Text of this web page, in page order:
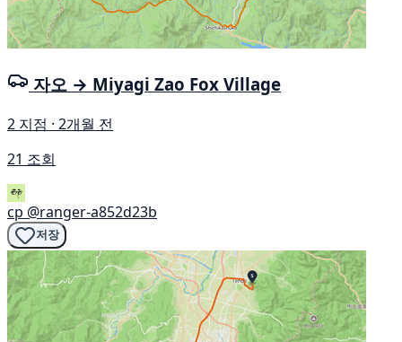
자오 → Miyagi Zao Fox Village
2 지점 · 2개월 전
21 조회
cp @ranger-a852d23b
저장